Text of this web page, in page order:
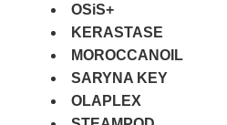
OSiS+
KERASTASE
MOROCCANOIL
SARYNA KEY
OLAPLEX